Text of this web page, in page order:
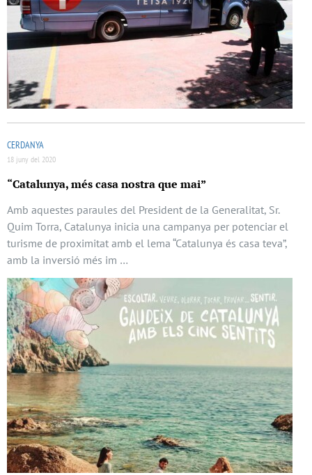
CERDANYA
18 juny del 2020
“Catalunya, més casa nostra que mai”
Amb aquestes paraules del President de la Generalitat, Sr.
Quim Torra, Catalunya inicia una campanya per potenciar el
turisme de proximitat amb el lema “Catalunya és casa teva”,
amb la inversió més im …